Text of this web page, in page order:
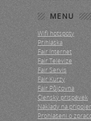
MENU
Wifi hotspoty
Přihláška
Fair Internet
Fair Televize
Fair Servis
Fair Kurzy
Fair Půjčovna
Členský příspěvek
Náklady na
Prohlášení o